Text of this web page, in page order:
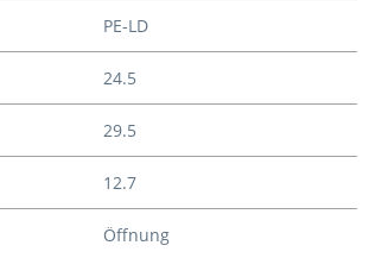
PE-LD
24.5
29.5
12.7
Öffnung